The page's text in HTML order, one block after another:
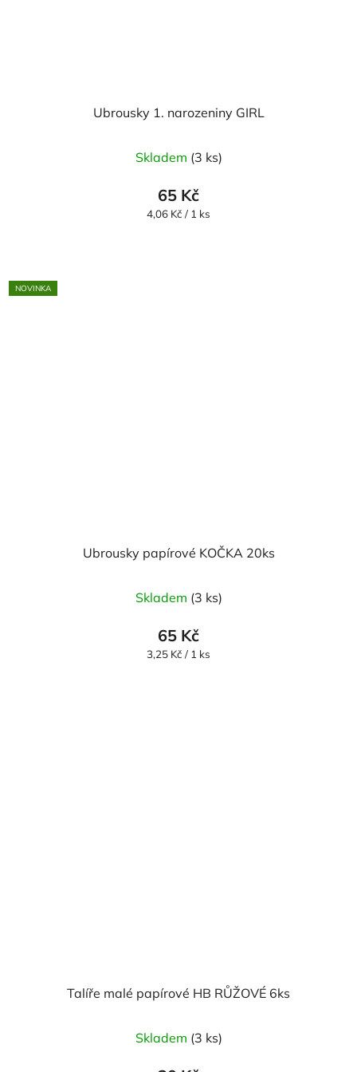
Ubrousky 1. narozeniny GIRL
Skladem (3 ks)
65 Kč
Měrná
4,06 Kč / 1 ks
NOVINKA
Ubrousky papírové KOČKA 20ks
Skladem (3 ks)
65 Kč
Měrná
3,25 Kč / 1 ks
Talíře malé papírové HB RŮŽOVÉ 6ks
Skladem (3 ks)